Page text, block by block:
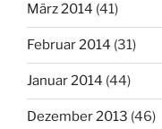
März 2014 (41)
Februar 2014 (31)
Januar 2014 (44)
Dezember 2013 (46)